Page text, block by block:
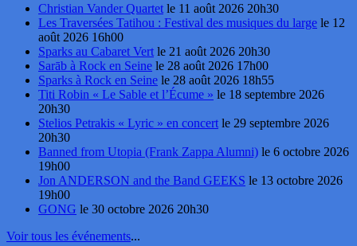
Christian Vander Quartet le 11 août 2026 20h30
Les Traversées Tatihou : Festival des musiques du large le 12
août 2026 16h00
Sparks au Cabaret Vert le 21 août 2026 20h30
Sarāb à Rock en Seine le 28 août 2026 17h00
Sparks à Rock en Seine le 28 août 2026 18h55
Titi Robin « Le Sable et l’Écume » le 18 septembre 2026
20h30
Stelios Petrakis « Lyric » en concert le 29 septembre 2026
20h30
Banned from Utopia (Frank Zappa Alumni) le 6 octobre 2026
19h00
Jon ANDERSON and the Band GEEKS le 13 octobre 2026
19h00
GONG le 30 octobre 2026 20h30
Voir tous les événements...